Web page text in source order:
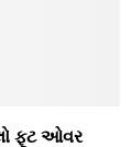
ફૂટ ઓવર